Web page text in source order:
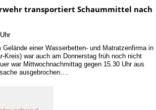
transportiert Schaummittel nach
Gelände einer Wasserbetten- und Matratzenfirma in
Kreis) war auch am Donnerstag früh noch nicht
war Mittwochnachmittag gegen 15.30 Uhr aus
ausgebrochen….